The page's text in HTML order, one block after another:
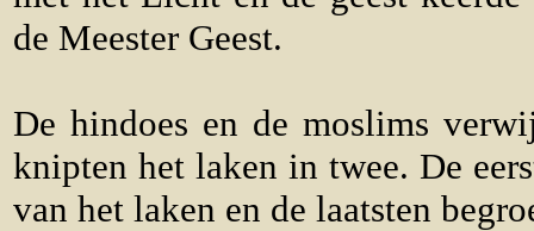
de Meester Geest.
De hindoes en de moslims
knipten het laken in twee. De
van het laken en de laatsten